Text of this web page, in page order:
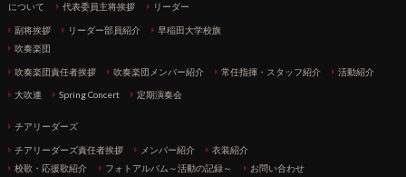
について
代表委員主将挨拶 リーダー
副将挨拶 リーダー部員紹介
早稲田大学校旗
吹奏楽団
吹奏楽団責任者挨拶 吹奏楽団メンバー紹介 常任指揮・スタッフ紹介 活動紹介
大吹連 Spring Concert 定期演奏会
チアリーダーズ
チアリーダーズ責任者挨拶 メンバー紹介
衣装紹介
校歌・応援歌紹介
フォトアルバム～活動の記録～ お問い合わせ